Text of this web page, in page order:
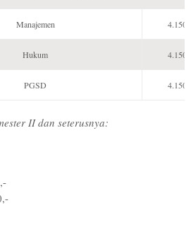
Manajemen
Hukum
PGSD
II dan seterusnya: